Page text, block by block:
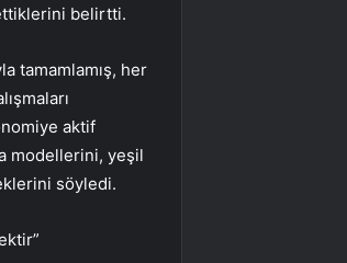
belirtti.
tamamlamış, her
aktif
modellerini, yeşil
söyledi.